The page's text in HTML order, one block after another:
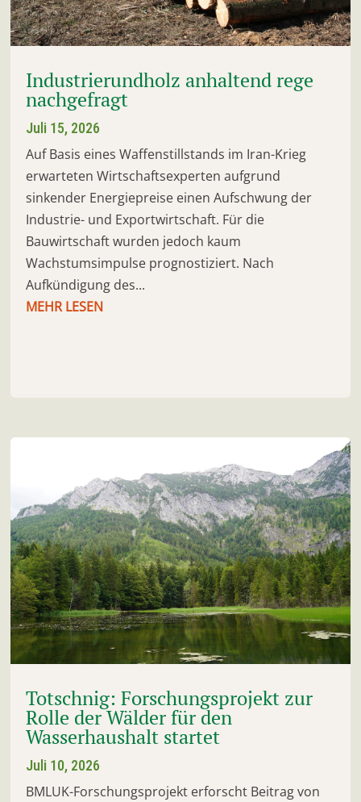
Industrierundholz anhaltend rege
nachgefragt
Juli 15, 2026
Auf Basis eines Waffenstillstands im Iran-Krieg
erwarteten Wirtschaftsexperten aufgrund
sinkender Energiepreise einen Aufschwung der
Industrie- und Exportwirtschaft. Für die
Bauwirtschaft wurden jedoch kaum
Wachstumsimpulse prognostiziert. Nach
Aufkündigung des...
MEHR LESEN
Totschnig: Forschungsprojekt zur
Rolle der Wälder für den
Wasserhaushalt startet
Juli 10, 2026
BMLUK-Forschungsprojekt erforscht Beitrag von